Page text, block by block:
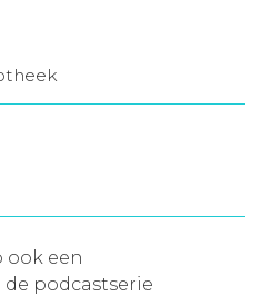
ook een
podcastserie